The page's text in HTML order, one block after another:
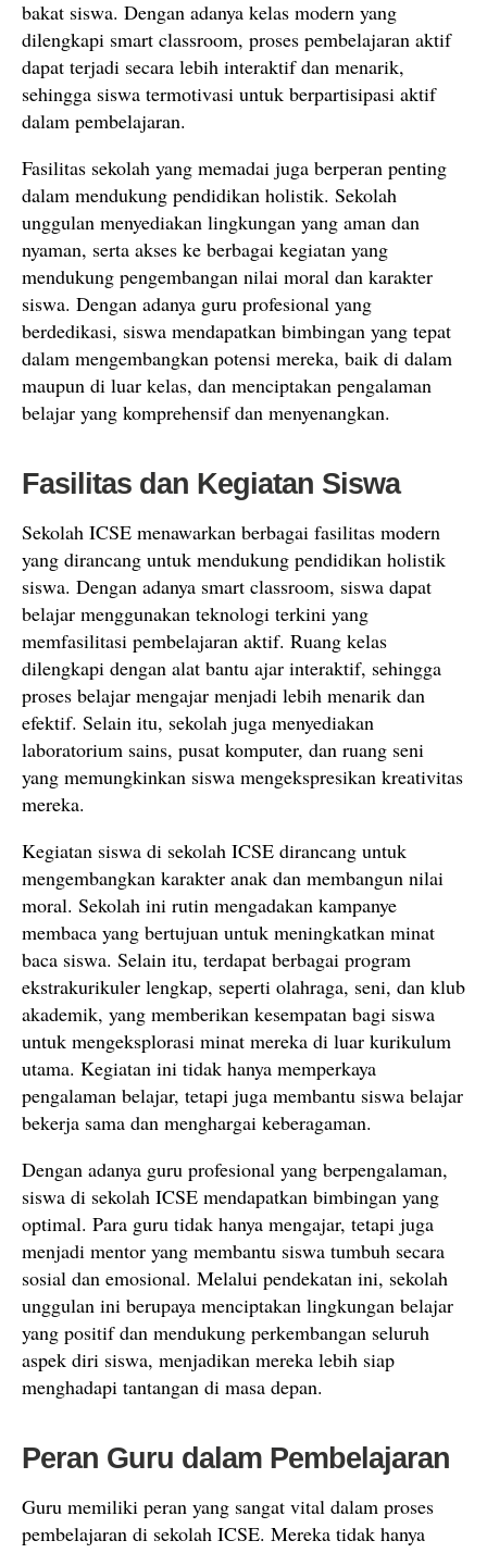
bakat siswa. Dengan adanya kelas modern yang
dilengkapi smart classroom, proses pembelajaran aktif
dapat terjadi secara lebih interaktif dan menarik,
sehingga siswa termotivasi untuk berpartisipasi aktif
dalam pembelajaran.
Fasilitas sekolah yang memadai juga berperan penting
dalam mendukung pendidikan holistik. Sekolah
unggulan menyediakan lingkungan yang aman dan
nyaman, serta akses ke berbagai kegiatan yang
mendukung pengembangan nilai moral dan karakter
siswa. Dengan adanya guru profesional yang
berdedikasi, siswa mendapatkan bimbingan yang tepat
dalam mengembangkan potensi mereka, baik di dalam
maupun di luar kelas, dan menciptakan pengalaman
belajar yang komprehensif dan menyenangkan.
Fasilitas dan Kegiatan Siswa
Sekolah ICSE menawarkan berbagai fasilitas modern
yang dirancang untuk mendukung pendidikan holistik
siswa. Dengan adanya smart classroom, siswa dapat
belajar menggunakan teknologi terkini yang
memfasilitasi pembelajaran aktif. Ruang kelas
dilengkapi dengan alat bantu ajar interaktif, sehingga
proses belajar mengajar menjadi lebih menarik dan
efektif. Selain itu, sekolah juga menyediakan
laboratorium sains, pusat komputer, dan ruang seni
yang memungkinkan siswa mengekspresikan kreativitas
mereka.
Kegiatan siswa di sekolah ICSE dirancang untuk
mengembangkan karakter anak dan membangun nilai
moral. Sekolah ini rutin mengadakan kampanye
membaca yang bertujuan untuk meningkatkan minat
baca siswa. Selain itu, terdapat berbagai program
ekstrakurikuler lengkap, seperti olahraga, seni, dan klub
akademik, yang memberikan kesempatan bagi siswa
untuk mengeksplorasi minat mereka di luar kurikulum
utama. Kegiatan ini tidak hanya memperkaya
pengalaman belajar, tetapi juga membantu siswa belajar
bekerja sama dan menghargai keberagaman.
Dengan adanya guru profesional yang berpengalaman,
siswa di sekolah ICSE mendapatkan bimbingan yang
optimal. Para guru tidak hanya mengajar, tetapi juga
menjadi mentor yang membantu siswa tumbuh secara
sosial dan emosional. Melalui pendekatan ini, sekolah
unggulan ini berupaya menciptakan lingkungan belajar
yang positif dan mendukung perkembangan seluruh
aspek diri siswa, menjadikan mereka lebih siap
menghadapi tantangan di masa depan.
Peran Guru dalam Pembelajaran
Guru memiliki peran yang sangat vital dalam proses
pembelajaran di sekolah ICSE. Mereka tidak hanya